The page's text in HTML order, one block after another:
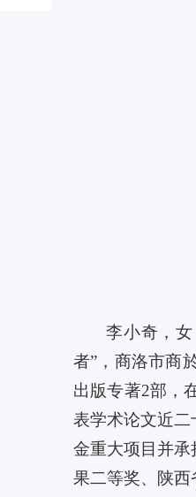
李小奇，女
者”，商洛市商
出版专著2部，
表学术论文近
金重大项目并
果二等奖、陕西